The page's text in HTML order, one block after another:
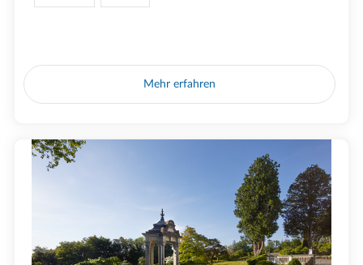
Mehr erfahren